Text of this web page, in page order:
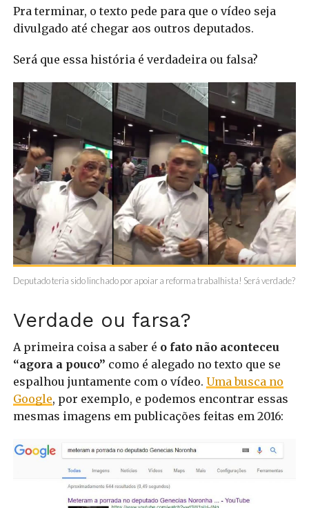
Pra terminar, o texto pede para que o vídeo seja
divulgado até chegar aos outros deputados.
Será que essa história é verdadeira ou falsa?
Deputado teria sido linchado por apoiar a reforma trabalhista! Será verdade?
Verdade ou farsa?
A primeira coisa a saber é o fato não aconteceu
“agora a pouco” como é alegado no texto que se
espalhou juntamente com o vídeo. Uma busca no
Google, por exemplo, e podemos encontrar essas
mesmas imagens em publicações feitas em 2016: